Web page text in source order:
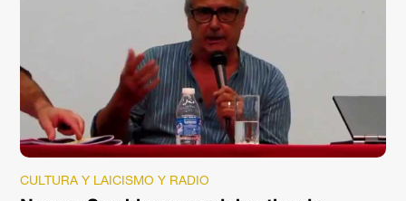
CULTURA Y LAICISMO Y RADIO